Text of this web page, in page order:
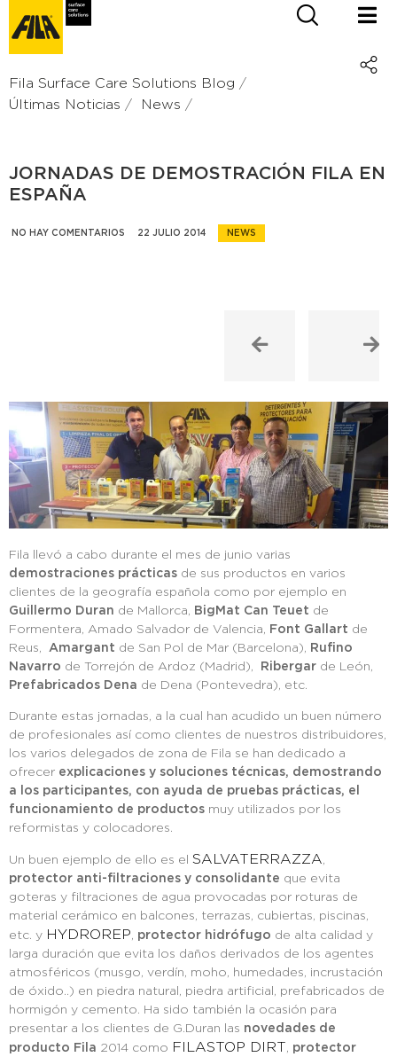
Fila Surface Care Solutions Blog
Últimas Noticias
News
JORNADAS DE DEMOSTRACIÓN FILA EN
ESPAÑA
NO HAY COMENTARIOS 22 JULIO 2014 NEWS
Fila llevó a cabo durante el mes de junio varias
demostraciones prácticas de sus productos en varios
clientes de la geografía española como por ejemplo en
Guillermo Duran de Mallorca, BigMat Can Teuet de
Formentera, Amado Salvador de Valencia,
Font Gallart de
Reus, Amargant de San Pol de Mar (Barcelona),
Rufino
Navarro de Torrejón de Ardoz (Madrid), Ribergar de León,
Prefabricados Dena de Dena (Pontevedra), etc.
Durante estas jornadas, a la cual han acudido un buen número
de profesionales así como clientes de nuestros distribuidores,
los varios delegados de zona de Fila se han dedicado a
ofrecer explicaciones y soluciones técnicas, demostrando
a los participantes, con ayuda de pruebas prácticas, el
funcionamiento de productos muy utilizados por los
reformistas y colocadores.
Un buen ejemplo de ello es el SALVATERRAZZA,
protector anti-filtraciones y consolidante que evita
goteras y filtraciones de agua provocadas por roturas de
material cerámico en balcones, terrazas, cubiertas, piscinas,
etc. y HYDROREP, protector hidrófugo de alta calidad y
larga duración que evita los daños derivados de los agentes
atmosféricos (musgo, verdín, moho, humedades, incrustación
de óxido..) en piedra natural, piedra artificial, prefabricados de
hormigón y cemento. Ha sido también la ocasión para
presentar a los clientes de G.Duran las novedades de
producto Fila 2014 como FILASTOP DIRT, protector